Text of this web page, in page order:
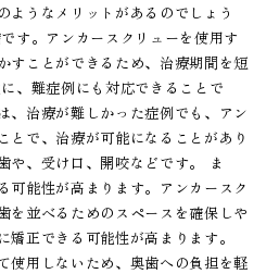
ようなメリットがあるのでしょう
す。アンカースクリューを使用す
すことができるため、治療期間を短
、難症例にも対応できることで
、治療が難しかった症例でも、アン
とで、治療が可能になることがあり
や、受け口、開咬などです。 ま
可能性が高まります。アンカースク
を並べるためのスペースを確保しや
矯正できる可能性が高まります。
使用しないため、奥歯への負担を軽